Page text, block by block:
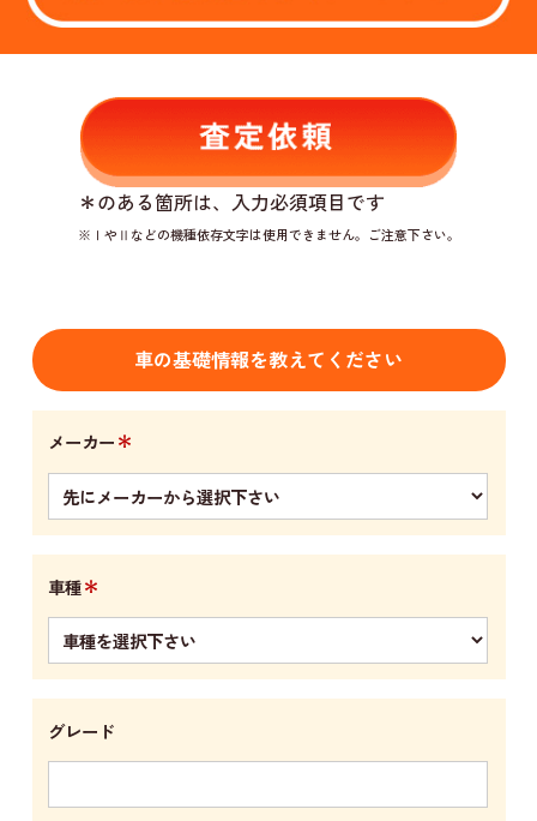
＊のある箇所は、入力必須項目です
※ⅠやⅡなどの機種依存文字は使用できません。ご注意下さい。
車の基礎情報を教えてください
メーカー＊
車種＊
グレード